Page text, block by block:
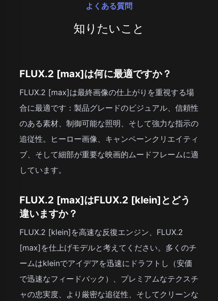
よくある質問
知りたいこと
FLUX.2 [max]は何に最適ですか？
FLUX.2 [max]は最終画像の仕上がりを重視する場
合に最適です：製品グレードのビジュアル、信頼性
のある素材、制御可能な照明、そして強力な指示の
追従性。ヒーロー画像、キャンペーンクリエイティ
ブ、そして細部が重要な映画的ムードフレームに適
しています。
FLUX.2 [max]はFLUX.2 [klein]とどう
違いますか？
FLUX.2 [klein]を高速な反復エンジン、FLUX.2
[max]を仕上げモデルと考えてください。多くのチ
ームはkleinでアイデアを迅速にドラフトし（安価
で迅速なフィードバック）、プレミアムなテクスチ
ャの忠実度、より厳密な追従性、そしてクリーンな